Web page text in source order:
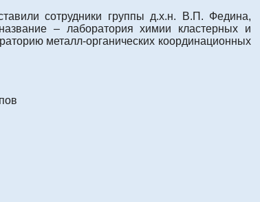
сотрудники группы д.х.н. В.П. Федина,
– лаборатория химии кластерных и
металл-органических координационных